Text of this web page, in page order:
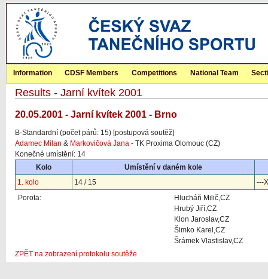
Information CDSF Members Competitions National Team
Results - Jarní kvítek 2001
20.05.2001 - Jarní kvítek 2001 - Brno
B-Standardní (počet párů: 15) [postupová soutěž]
Adamec Milan & Markovičová Jana - TK Proxima Olomouc (CZ)
Konečné umístění: 14
Kolo
Umístění v daném kole
1. kolo
14 / 15
---
Porota:
Hlucháň Milič,CZ
Hrubý Jiří,CZ
Klon Jaroslav,CZ
Šimko Karel,CZ
Šrámek Vlastislav,CZ
ZPĚT na zobrazení protokolu soutěže